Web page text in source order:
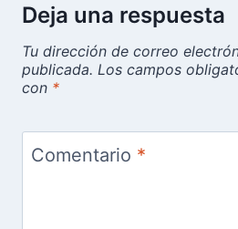
Deja una respuesta
Tu dirección de correo
publicada. Los campos
con *
Comentario *